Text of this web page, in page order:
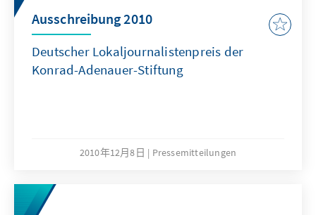
Ausschreibung 2010
Deutscher Lokaljournalistenpreis der
Konrad-Adenauer-Stiftung
2010年12月8日 Pressemitteilungen